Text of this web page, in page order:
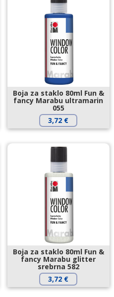
Boja za staklo 80ml Fun &
fancy Marabu ultramarin
055
3,72 €
Boja za staklo 80ml Fun &
fancy Marabu glitter
srebrna 582
3,72 €